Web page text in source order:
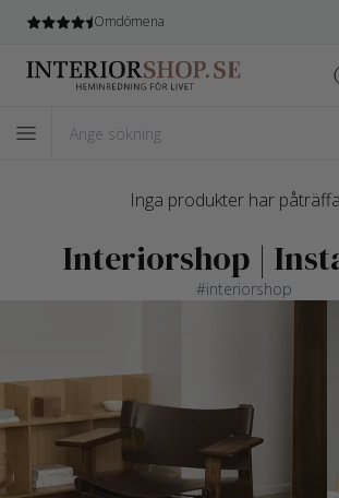
Omdömena
Inga produkter har
Interiorshop |
#interiorshop